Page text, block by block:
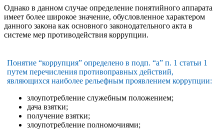
Однако в данном случае определение понятийного аппарата
имеет более широкое значение, обусловленное характером
данного закона как основного законодательного акта в
системе мер противодействия коррупции.
Понятие “коррупция” определено в подп. “а” п. 1 статьи 1
путем перечисления противоправных действий,
являющихся наиболее рельефным проявлением коррупции:
злоупотребление служебным положением;
дача взятки;
получение взятки;
злоупотребление полномочиями;